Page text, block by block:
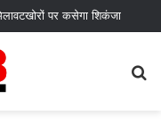
नगर आयुक्त के निर्देशों पर नगर निगम द्वारा सचिवालय परिसर में सब्जी पौधों का वितरण, “स्वच्छ दून–हरित दून” का दिया संदेश